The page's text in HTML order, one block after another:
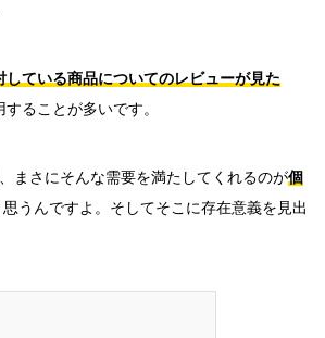
している商品についてのレビューが見た
ることが多いです。
まさにそんな需要を満たしてくれるのが個
うんですよ。そしてそこに存在意義を見出